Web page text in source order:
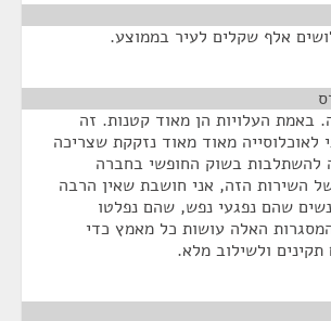
אלף שקלים לעיר בממוצע.
באמת העלויות הן מאוד קטנות. זה
לאוכלוסייה מאוד מאוד נזקקת שצריכה
להשתלבות בשוק החופשי בחברה
של השירות הזה, אני חושבת שאין הרבה
שהם נפגעי נפש, שהם נפלטו
האלה עושות כל מאמץ כדי
ולשילוב מלא.